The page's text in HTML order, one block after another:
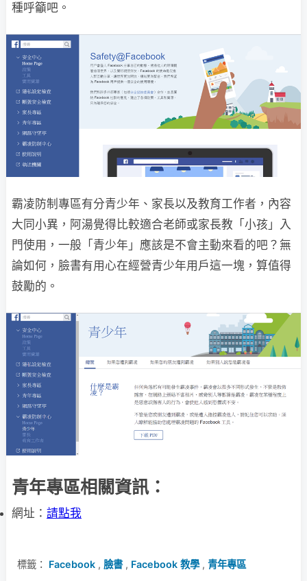
種呼籲吧。
霸凌防制專區有分青少年、家長以及教育工作者，內容
大同小異，阿湯覺得比較適合老師或家長教「小孩」入
門使用，一般「青少年」應該是不會主動來看的吧？無
論如何，臉書有用心在經營青少年用戶這一塊，算值得
鼓勵的。
青年專區相關資訊：
網址： 請點我
標籤： Facebook , 臉書, Facebook 教學, 青年專區